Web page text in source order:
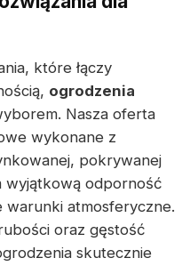
które łączy
ogrodzenia
Nasza oferta
wykonane z
pokrywanej
wyjątkową odporność
atmosferyczne.
oraz gęstość
skutecznie